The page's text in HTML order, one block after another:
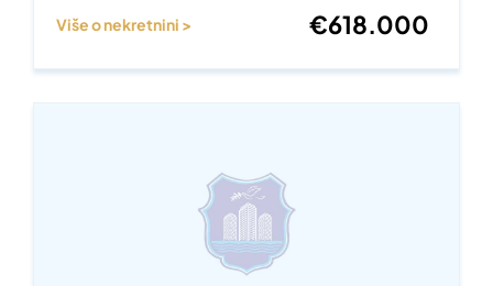
Više o nekretnini > €618.000